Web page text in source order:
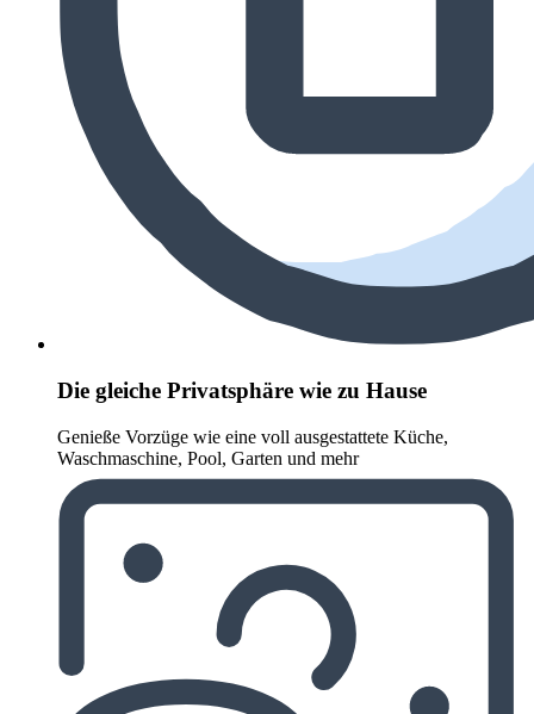
Die gleiche Privatsphäre wie zu Hause
Genieße Vorzüge wie eine voll ausgestattete Küche,
Waschmaschine, Pool, Garten und mehr